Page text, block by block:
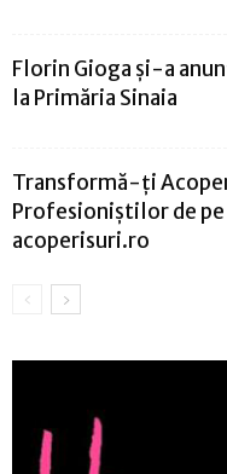
Florin Gioga şi-a
la Primăria Sinaia
Transformă-ți
Profesioniștilor de
acoperisuri.ro